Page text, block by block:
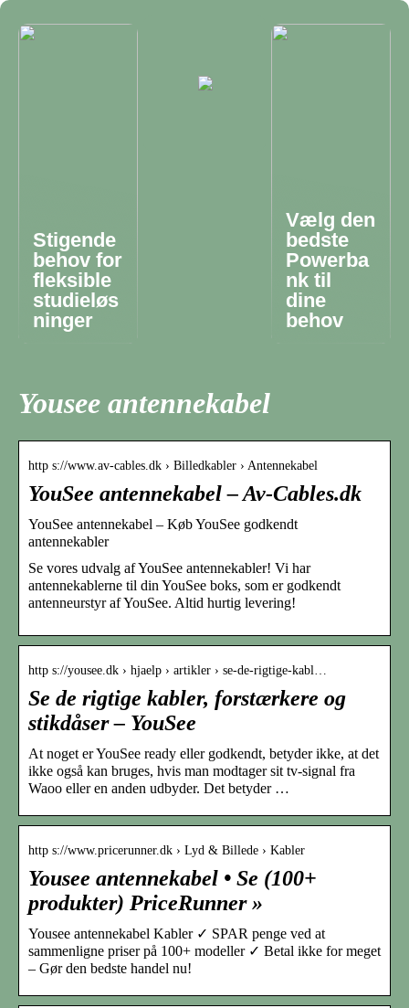
Stigende
behov for
fleksible
studieløs
ninger
Vælg den
bedste
Powerba
nk til
dine
behov
Yousee antennekabel
http s://www.av-cables.dk › Billedkabler › Antennekabel
YouSee antennekabel – Av-Cables.dk
YouSee antennekabel – Køb YouSee godkendt
antennekabler
Se vores udvalg af YouSee antennekabler! Vi har
antennekablerne til din YouSee boks, som er godkendt
antenneurstyr af YouSee. Altid hurtig levering!
http s://yousee.dk › hjaelp › artikler › se-de-rigtige-kabl…
Se de rigtige kabler, forstærkere og
stikdåser – YouSee
At noget er YouSee ready eller godkendt, betyder ikke, at det
ikke også kan bruges, hvis man modtager sit tv-signal fra
Waoo eller en anden udbyder. Det betyder …
http s://www.pricerunner.dk › Lyd & Billede › Kabler
Yousee antennekabel • Se (100+
produkter) PriceRunner »
Yousee antennekabel Kabler ✓ SPAR penge ved at
sammenligne priser på 100+ modeller ✓ Betal ikke for meget
– Gør den bedste handel nu!